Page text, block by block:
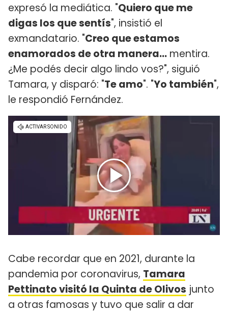
expresó la mediática. "Quiero que me
digas los que sentís", insistió el
exmandatario. "Creo que estamos
enamorados de otra manera... mentira.
¿Me podés decir algo lindo vos?", siguió
Tamara, y disparó: "Te amo". "Yo también",
le respondió Fernández.
Cabe recordar que en 2021, durante la
pandemia por coronavirus, Tamara
Pettinato visitó la Quinta de Olivos junto
a otras famosas y tuvo que salir a dar